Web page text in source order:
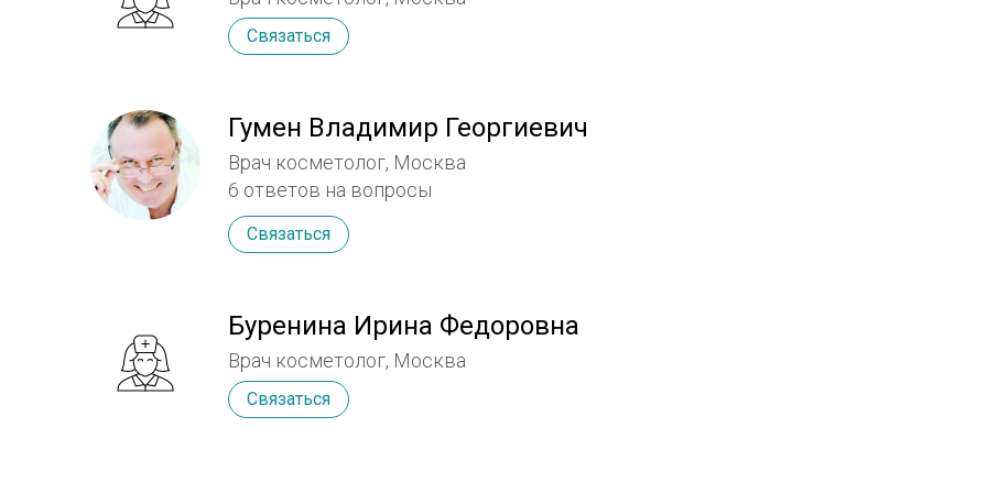
Связаться
Гумен Владимир Георгиевич
Врач косметолог, Москва
6 ответов на вопросы
Связаться
Буренина Ирина Федоровна
Врач косметолог, Москва
Связаться